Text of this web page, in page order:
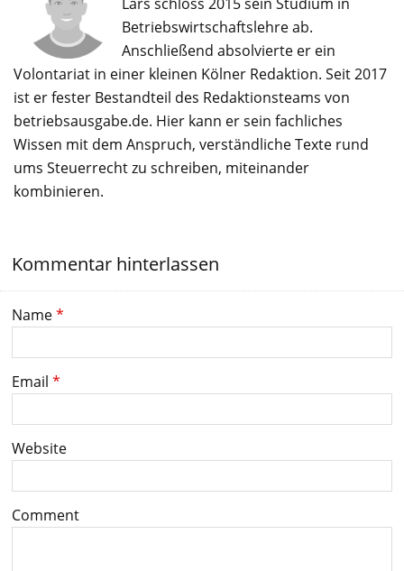
Betriebswirtschaftslehre ab.
Anschließend absolvierte er ein
Volontariat in einer kleinen Kölner Redaktion. Seit 2017
ist er fester Bestandteil des Redaktionsteams von
betriebsausgabe.de. Hier kann er sein fachliches
Wissen mit dem Anspruch, verständliche Texte rund
ums Steuerrecht zu schreiben, miteinander
kombinieren.
Kommentar hinterlassen
Name*
Email *
Website
Comment